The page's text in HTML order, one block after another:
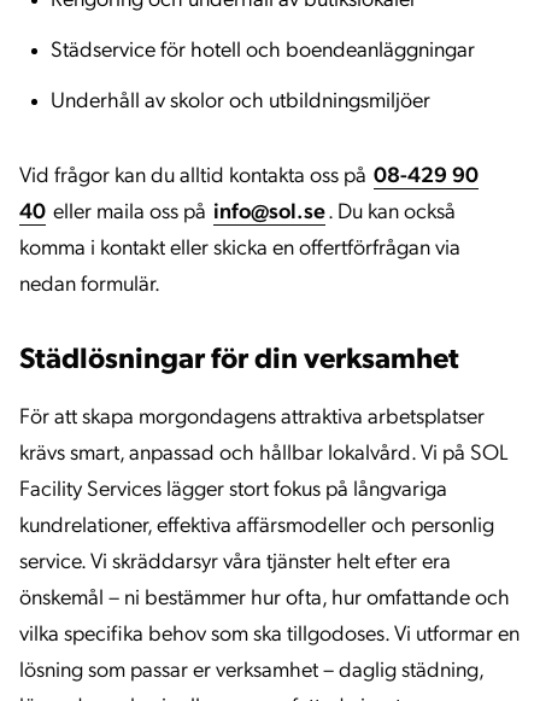
Städservice för hotell och boendeanläggningar
Underhåll av skolor och utbildningsmiljöer
Vid frågor kan du alltid kontakta oss på 08-429 90
40 eller maila oss på info@sol.se. Du kan också
komma i kontakt eller skicka en offertförfrågan via
nedan formulär.
Städlösningar för din verksamhet
För att skapa morgondagens attraktiva arbetsplatser
krävs smart, anpassad och hållbar lokalvård. Vi på SOL
Facility Services lägger stort fokus på långvariga
kundrelationer, effektiva affärsmodeller och personlig
service. Vi skräddarsyr våra tjänster helt efter era
önskemål – ni bestämmer hur ofta, hur omfattande och
vilka specifika behov som ska tillgodoses. Vi utformar en
lösning som passar er verksamhet – daglig städning,